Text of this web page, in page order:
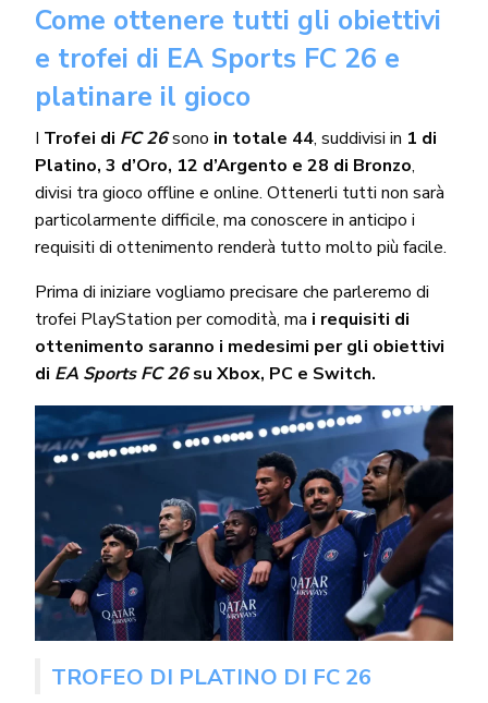
Come ottenere tutti gli obiettivi
e trofei di EA Sports FC 26 e
platinare il gioco
I Trofei di FC 26sono in totale 44, suddivisi in 1 di
Platino, 3 d’Oro, 12 d’Argento e 28 di Bronzo,
divisi tra gioco offline e online. Ottenerli tutti non sarà
particolarmente difficile, ma conoscere in anticipo i
requisiti di ottenimento renderà tutto molto più facile.
Prima di iniziare vogliamo precisare che parleremo di
trofei PlayStation per comodità, ma i requisiti di
ottenimento saranno i medesimi per gli obiettivi
di EA Sports FC 26su Xbox, PC e Switch.
TROFEO DI PLATINO DI FC 26